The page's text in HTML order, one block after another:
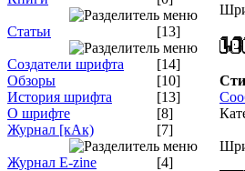
Статьи [13]
Создатели шрифта
[14]
Обзоры
[10]
История шрифта
[13]
О шрифте
[8]
Журнал [кАк)
[7]
Журнал E-zine [4]